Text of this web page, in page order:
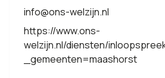
info@ons-welzijn.nl
https://www.ons-
welzijn.nl/diensten/
_gemeenten=maashorst